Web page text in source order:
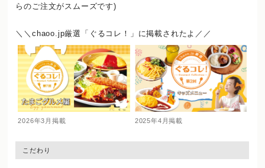
らのご注文がスムーズです)
＼＼chaoo.jp厳選「ぐるコレ！」に掲載されたよ／／
2026年3月掲載 2025年4月掲載
こだわり